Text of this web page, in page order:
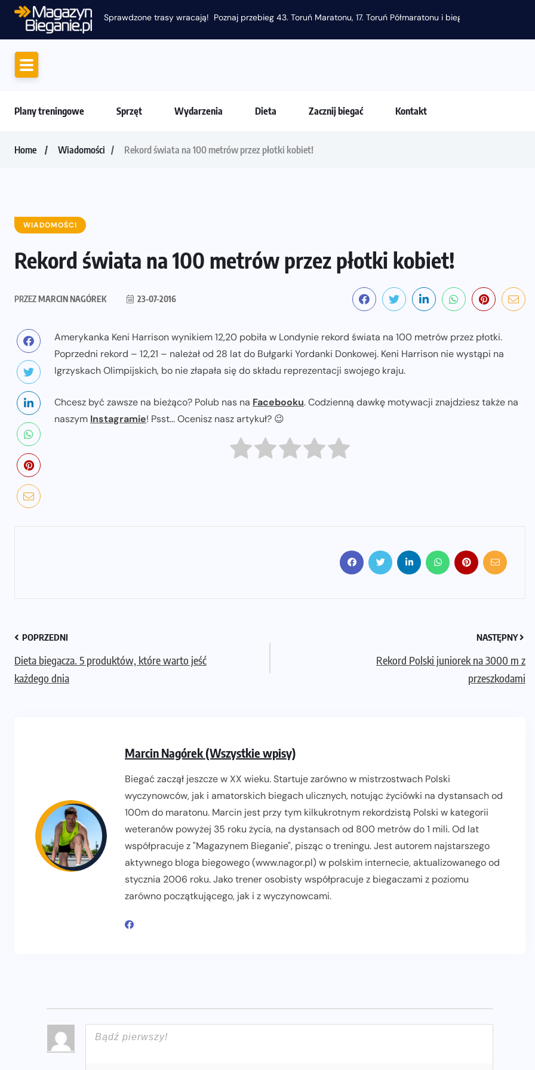
Sprawdzone trasy wracają! Poznaj przebieg 43. Toruń Maratonu, 17. Toruń Półmaratonu i biegu na 5 km
Plany treningowe Sprzęt Wydarzenia Dieta Zacznij biegać Kontakt
Home Wiadomości Rekord świata na 100 metrów przez płotki kobiet!
WIADOMOŚCI
Rekord świata na 100 metrów przez płotki kobiet!
PRZEZMARCIN NAGÓREK 23-07-2016
Amerykanka Keni Harrison wynikiem 12,20 pobiła w Londynie rekord świata na 100 metrów przez płotki.
Poprzedni rekord – 12,21 – należał od 28 lat do Bułgarki Yordanki Donkowej. Keni Harrison nie wystąpi na
Igrzyskach Olimpijskich, bo nie złapała się do składu reprezentacji swojego kraju.
Chcesz być zawsze na bieżąco? Polub nas na Facebooku. Codzienną dawkę motywacji znajdziesz także na
naszym Instagramie! Psst... Ocenisz nasz artykuł? 😉
POPRZEDNI
Dieta biegacza. 5 produktów, które warto jeść
każdego dnia
NASTĘPNY
Rekord Polski juniorek na 3000 m z
przeszkodami
Marcin Nagórek (Wszystkie wpisy)
Biegać zaczął jeszcze w XX wieku. Startuje zarówno w mistrzostwach Polski
wyczynowców, jak i amatorskich biegach ulicznych, notując życiówki na dystansach od
100m do maratonu. Marcin jest przy tym kilkukrotnym rekordzistą Polski w kategorii
weteranów powyżej 35 roku życia, na dystansach od 800 metrów do 1 mili. Od lat
współpracuje z "Magazynem Bieganie", pisząc o treningu. Jest autorem najstarszego
aktywnego bloga biegowego (www.nagor.pl) w polskim internecie, aktualizowanego od
stycznia 2006 roku. Jako trener osobisty współpracuje z biegaczami z poziomu
zarówno początkującego, jak i z wyczynowcami.
AKTUALNOŚCI INFORMACJE PRASOWE